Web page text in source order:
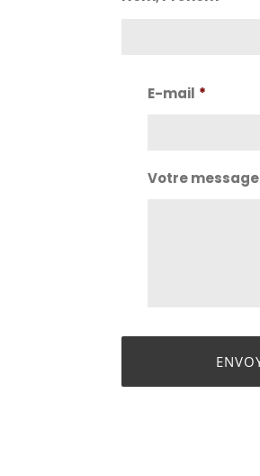
E-mail *
Votre message